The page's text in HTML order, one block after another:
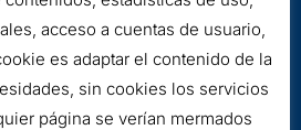
acceso a cuentas de usuario,
es adaptar el contenido de la
sin cookies los servicios
página se verían mermados